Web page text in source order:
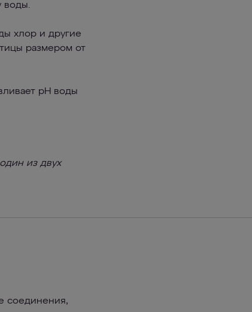
воды.
хлор и другие
размером от
pH воды
из двух
соединения,